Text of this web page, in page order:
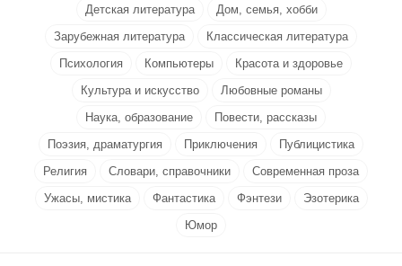
Детская литература
Дом, семья, хобби
Зарубежная литература
Классическая литература
Психология
Компьютеры
Красота и здоровье
Культура и искусство
Любовные романы
Наука, образование
Повести, рассказы
Поэзия, драматургия
Приключения
Публицистика
Религия
Словари, справочники
Современная проза
Ужасы, мистика
Фантастика Фэнтези
Эзотерика
Юмор